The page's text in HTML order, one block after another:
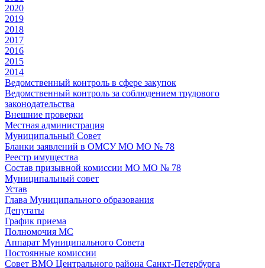
2020
2019
2018
2017
2016
2015
2014
Ведомственный контроль в сфере закупок
Ведомственный контроль за соблюдением трудового
законодательства
Внешние проверки
Местная администрация
Муниципальный Совет
Бланки заявлений в ОМСУ МО МО № 78
Реестр имущества
Состав призывной комиссии МО МО № 78
Муниципальный совет
Устав
Глава Муниципального образования
Депутаты
График приема
Полномочия МС
Аппарат Муниципального Совета
Постоянные комиссии
Совет ВМО Центрального района Санкт-Петербурга